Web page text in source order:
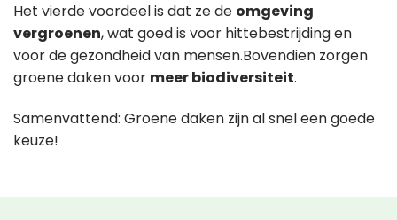
Het vierde voordeel is dat ze de omgeving
vergroenen, wat goed is voor hittebestrijding en
voor de gezondheid van mensen.Bovendien zorgen
groene daken voor meer biodiversiteit.
Samenvattend: Groene daken zijn al snel een goede
keuze!